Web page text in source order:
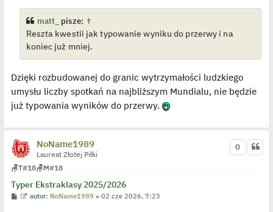
matt_ pisze: ↑
Reszta kwestii jak typowanie wyniku do przerwy i na
koniec już mniej.
Dzięki rozbudowanej do granic wytrzymałości ludzkiego
umysłu liczby spotkań na najbliższym Mundialu, nie będzie
już typowania wyników do przerwy.
NoName1989
Laureat Złotej Piłki
🪑T#18🪑M#18
Typer Ekstraklasy 2025/2026
0
P
W
autor: NoName1989 »02 cze 2026, 7:23